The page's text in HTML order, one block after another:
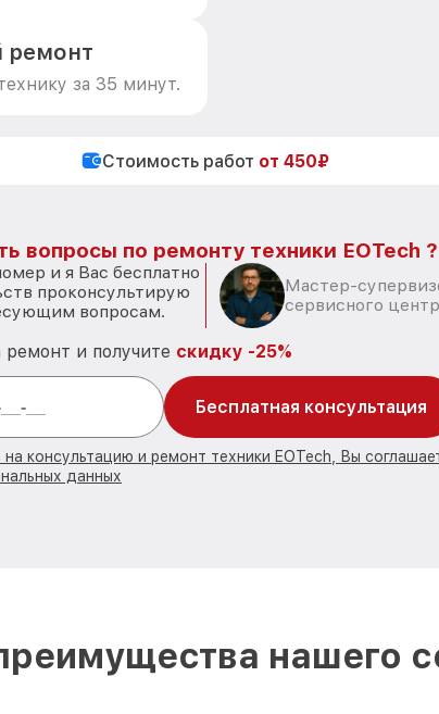
ремонт
за 35 минут.
Стоимость работ от 450₽
вопросы по ремонту техники EOTech ?
и я Вас бесплатно
проконсультирую
вопросам.
Мастер-
сервисного
и получите скидку -25%
Бесплатная консультация
на консультацию и ремонт техники EOTech, Вы
данных
нашего